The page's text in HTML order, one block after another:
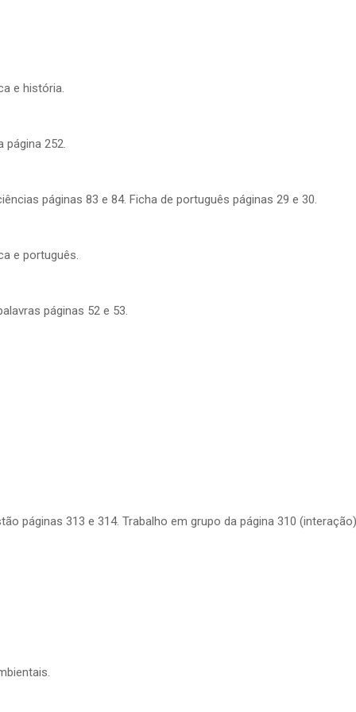
e história.
252.
páginas 83 e 84. Ficha de português páginas 29 e 30.
e português.
páginas 52 e 53.
páginas 313 e 314. Trabalho em grupo da página 310 (interação)